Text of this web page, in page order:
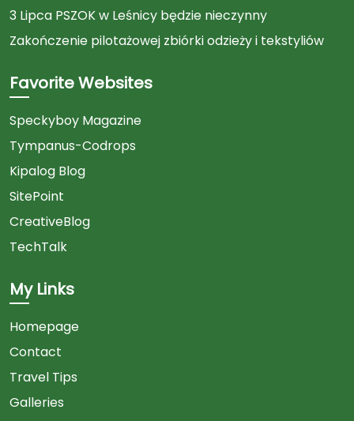
3 Lipca PSZOK w Leśnicy będzie nieczynny
Zakończenie pilotażowej zbiórki odzieży i tekstyliów
Favorite Websites
Speckyboy Magazine
Tympanus-Codrops
Kipalog Blog
SitePoint
CreativeBlog
TechTalk
My Links
Homepage
Contact
Travel Tips
Galleries